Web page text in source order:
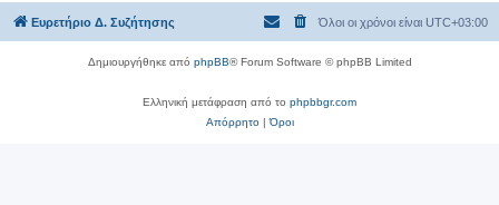
Ευρετήριο Δ. Συζήτησης Όλοι οι χρόνοι είναι UTC+03:00
Δημιουργήθηκε από phpBB® Forum Software © phpBB Limited
Ελληνική μετάφραση από το phpbbgr.com
Απόρρητο|Όροι